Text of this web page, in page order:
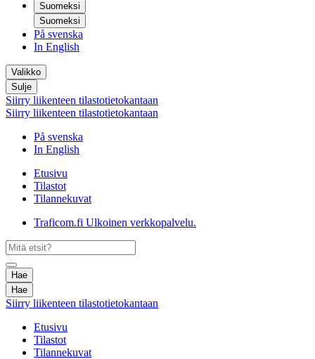
Suomeksi
Suomeksi
På svenska
In English
Valikko
Sulje
Siirry liikenteen tilastotietokantaan
Siirry liikenteen tilastotietokantaan
På svenska
In English
Etusivu
Tilastot
Tilannekuvat
Traficom.fi Ulkoinen verkkopalvelu.
Hae
Hae
Siirry liikenteen tilastotietokantaan
Etusivu
Tilastot
Tilannekuvat